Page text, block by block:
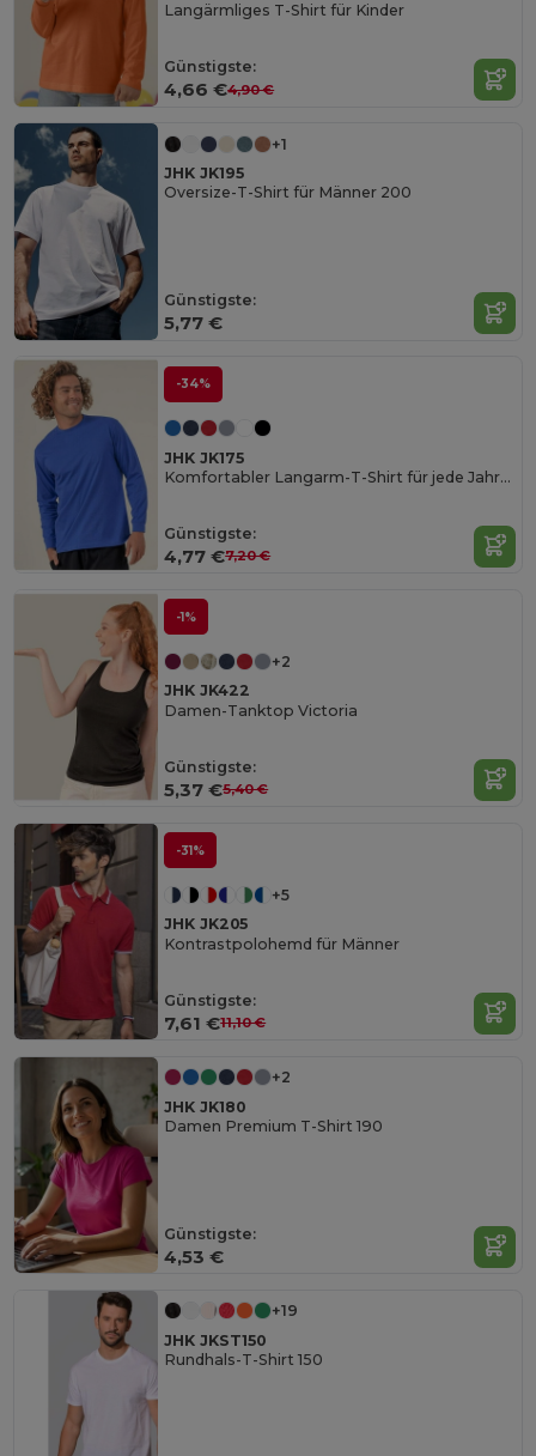
Langärmliges T-Shirt für Kinder
Günstigste:
4,66 €4,90 €
+1
JHK JK195
Oversize-T-Shirt für Männer 200
Günstigste:
5,77 €
-34%
JHK JK175
Komfortabler Langarm-T-Shirt für jede Jahreszeit
Günstigste:
4,77 €7,20 €
-1%
+2
JHK JK422
Damen-Tanktop Victoria
Günstigste:
5,37 €5,40 €
-31%
+5
JHK JK205
Kontrastpolohemd für Männer
Günstigste:
7,61 €11,10 €
+2
JHK JK180
Damen Premium T-Shirt 190
Günstigste:
4,53 €
+19
JHK JKST150
Rundhals-T-Shirt 150